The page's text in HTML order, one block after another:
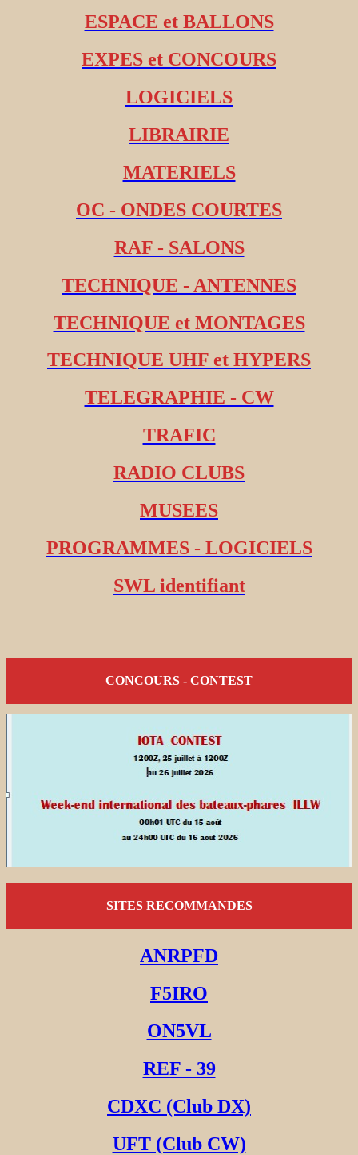
ESPACE et BALLONS
EXPES et CONCOURS
LOGICIELS
LIBRAIRIE
MATERIELS
OC - ONDES COURTES
RAF - SALONS
TECHNIQUE - ANTENNES
TECHNIQUE et MONTAGES
TECHNIQUE UHF et HYPERS
TELEGRAPHIE - CW
TRAFIC
RADIO CLUBS
MUSEES
PROGRAMMES - LOGICIELS
SWL identifiant
CONCOURS - CONTEST
SITES RECOMMANDES
ANRPFD
F5IRO
ON5VL
REF - 39
CDXC (Club DX)
UFT (Club CW)